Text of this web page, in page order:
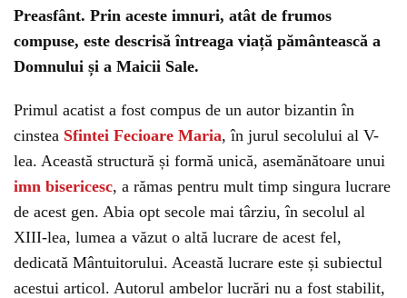
Preasfânt. Prin aceste imnuri, atât de frumos
compuse, este descrisă întreaga viață pământească a
Domnului și a Maicii Sale.
Primul acatist a fost compus de un autor bizantin în
cinstea Sfintei Fecioare Maria, în jurul secolului al V-
lea. Această structură și formă unică, asemănătoare unui
imn bisericesc, a rămas pentru mult timp singura lucrare
de acest gen. Abia opt secole mai târziu, în secolul al
XIII-lea, lumea a văzut o altă lucrare de acest fel,
dedicată Mântuitorului. Această lucrare este și subiectul
acestui articol. Autorul ambelor lucrări nu a fost stabilit,